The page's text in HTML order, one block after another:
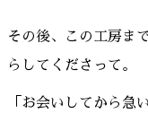
その後、この工房ま
らしてくださって。
「お会いしてから急